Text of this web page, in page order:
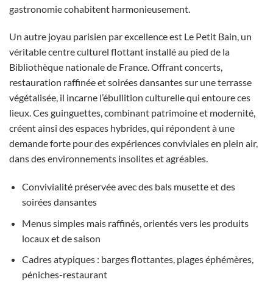
gastronomie cohabitent harmonieusement.
Un autre joyau parisien par excellence est Le Petit Bain, un
véritable centre culturel flottant installé au pied de la
Bibliothèque nationale de France. Offrant concerts,
restauration raffinée et soirées dansantes sur une terrasse
végétalisée, il incarne l’ébullition culturelle qui entoure ces
lieux. Ces guinguettes, combinant patrimoine et modernité,
créent ainsi des espaces hybrides, qui répondent à une
demande forte pour des expériences conviviales en plein air,
dans des environnements insolites et agréables.
Convivialité préservée avec des bals musette et des
soirées dansantes
Menus simples mais raffinés, orientés vers les produits
locaux et de saison
Cadres atypiques : barges flottantes, plages éphémères,
péniches-restaurant